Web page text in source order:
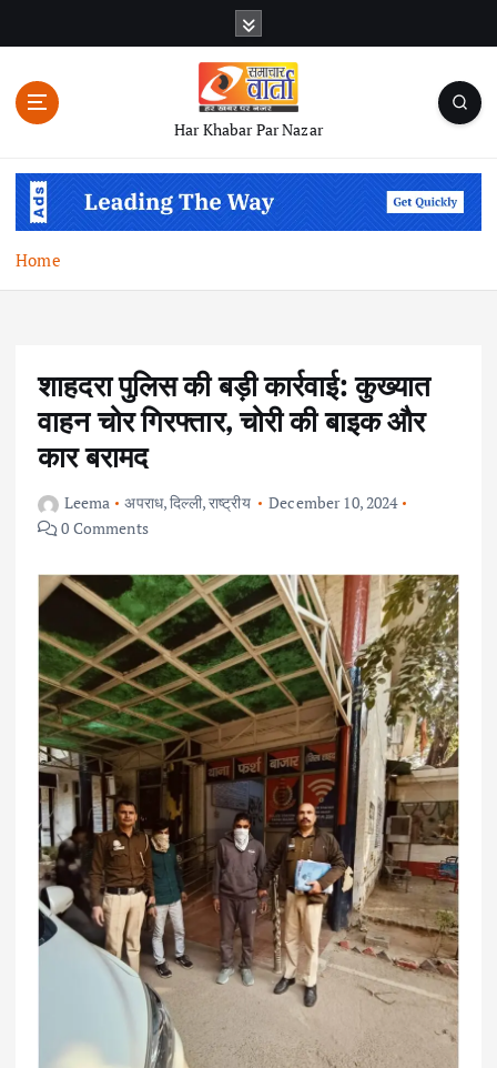
n
Har Khabar Par Nazar
Home
शाहदरा पुलिस की बड़ी कार्रवाई: कुख्यात
वाहन चोर गिरफ्तार, चोरी की बाइक और
कार बरामद
Leema अपराध,दिल्ली,राष्ट्रीय
December 10, 2024
0 Comments